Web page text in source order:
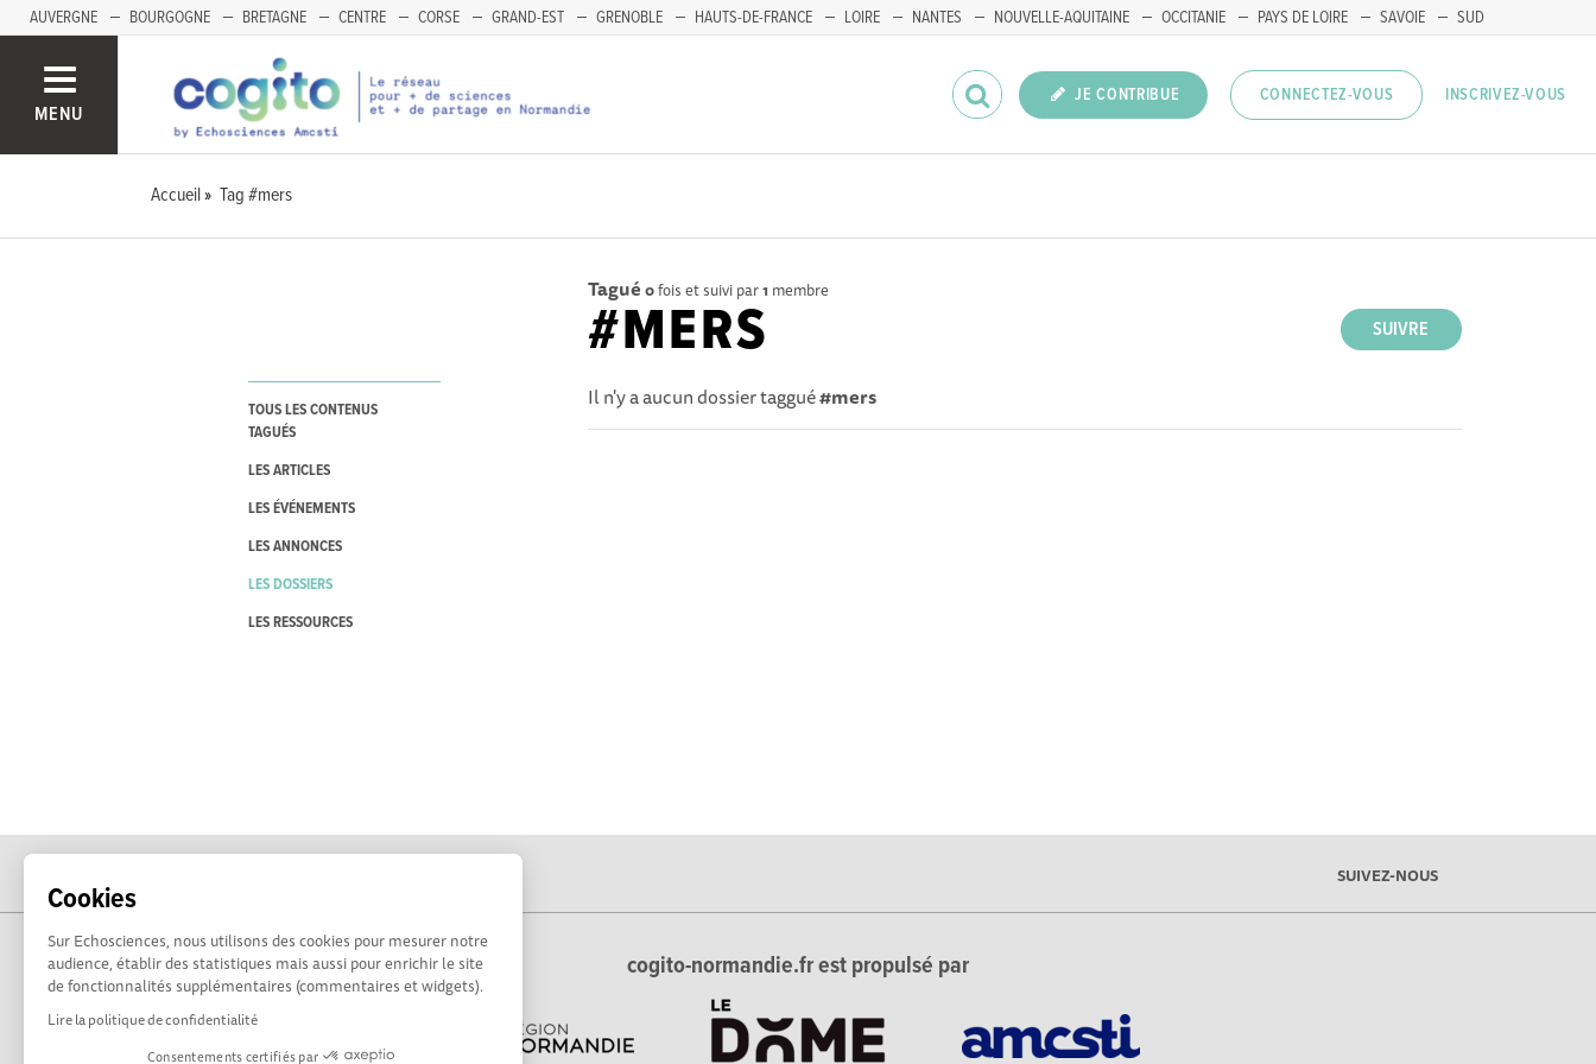
Cookies
Sur Echosciences, nous utilisons des cookies pour mesurer notre
audience, établir des statistiques mais aussi pour enrichir le site
de fonctionnalités supplémentaires (commentaires et widgets).
Lire la politique de confidentialité
Consentements certifiés par
AUVERGNE BOURGOGNE BRETAGNE CENTRE CORSE GRAND-EST GRENOBLE HAUTS-DE-FRANCE LOIRE NANTES NOUVELLE-AQUITAINE OCCITANIE PAYS DE LOIRE SAVOIE SUD
MENU
JE CONTRIBUE CONNECTEZ-VOUS INSCRIVEZ-VOUS
Accueil Tag #mers
TOUS LES CONTENUS
TAGUÉS
LES ARTICLES
LES ÉVÉNEMENTS
LES ANNONCES
LES DOSSIERS
LES RESSOURCES
Tagué 0fois et suivi par1 membre
SUIVRE
#MERS
Il n'y a aucun dossier taggué#mers
SUIVEZ-NOUS
cogito-normandie.fr est propulsé par